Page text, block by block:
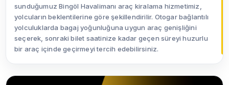
sunduğumuz Bingöl Havalimanı araç kiralama hizmetimiz,
yolcuların beklentilerine göre şekillendirilir. Otogar bağlantılı
yolculuklarda bagaj yoğunluğuna uygun araç genişliğini
seçerek, sonraki bilet saatinize kadar geçen süreyi huzurlu
bir araç içinde geçirmeyi tercih edebilirsiniz.